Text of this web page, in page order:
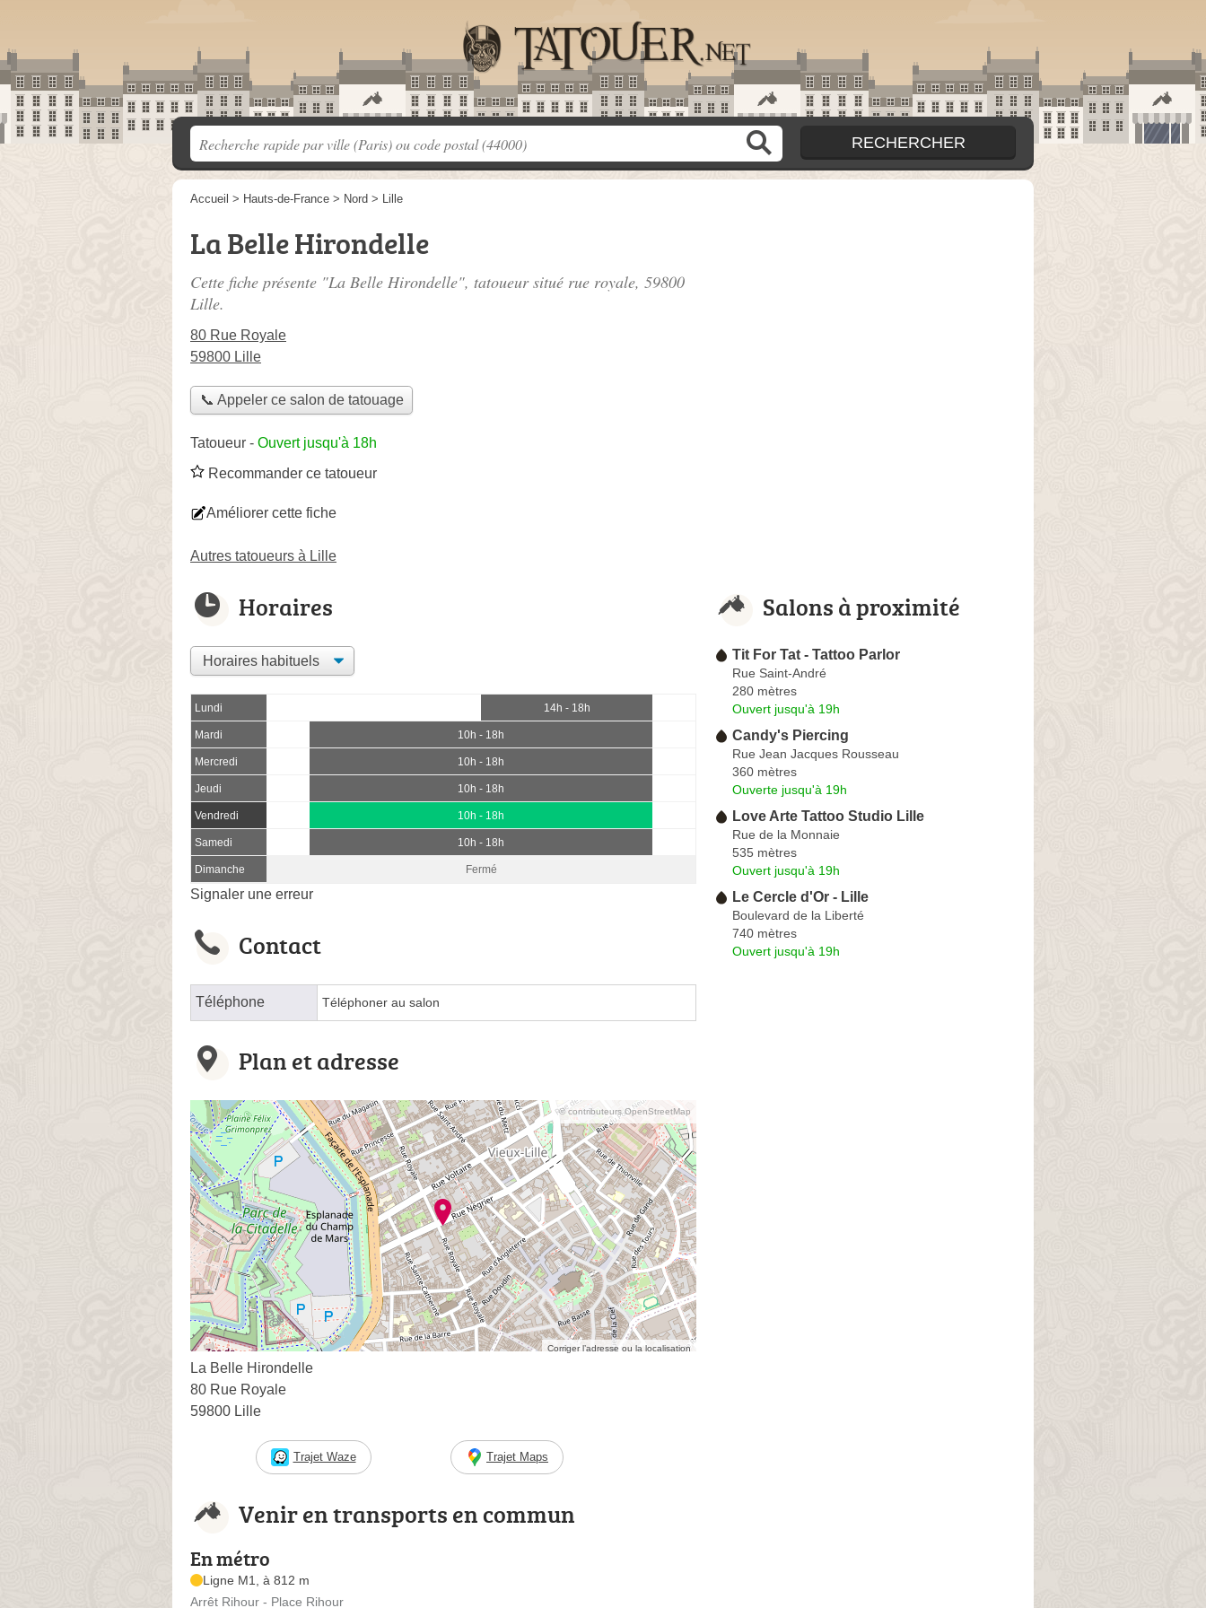
Accueil > Hauts-de-France > Nord > Lille
La Belle Hirondelle
Cette fiche présente "La Belle Hirondelle", tatoueur situé rue royale, 59800
Lille.
80 Rue Royale
59800 Lille
📞 Appeler ce salon de tatouage
Tatoueur - Ouvert jusqu'à 18h
Recommander ce tatoueur
Améliorer cette fiche
Autres tatoueurs à Lille
Horaires
Lundi 14h - 18h
Mardi 10h - 18h
Mercredi 10h - 18h
Jeudi 10h - 18h
Vendredi 10h - 18h
Samedi 10h - 18h
Dimanche Fermé
Signaler une erreur
Contact
Téléphone Téléphoner au salon
Plan et adresse
© contributeurs OpenStreetMap
Corriger l’adresse ou la localisation
La Belle Hirondelle
80 Rue Royale
59800 Lille
Trajet Waze Trajet Maps
Venir en transports en commun
En métro
Ligne M1, à 812 m
Arrêt Rihour - Place Rihour
Salons à proximité
Tit For Tat - Tattoo Parlor
Rue Saint-André
280 mètres
Ouvert jusqu'à 19h
Candy's Piercing
Rue Jean Jacques Rousseau
360 mètres
Ouverte jusqu'à 19h
Love Arte Tattoo Studio Lille
Rue de la Monnaie
535 mètres
Ouvert jusqu'à 19h
Le Cercle d'Or - Lille
Boulevard de la Liberté
740 mètres
Ouvert jusqu'à 19h